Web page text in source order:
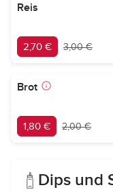
Reis
2,70 € 3,00 €
Brot
1,80 € 2,00 €
Dips und